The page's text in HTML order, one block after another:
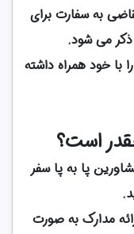
به سفارت برای
ذکر می شود.
با خود همراه داشته
است؟
پا به پا سفر
مدارک به صورت